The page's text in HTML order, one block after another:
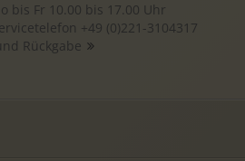
bis Fr 10.00 bis 17.00 Uhr
+49 (0)221-3104317
Rückgabe